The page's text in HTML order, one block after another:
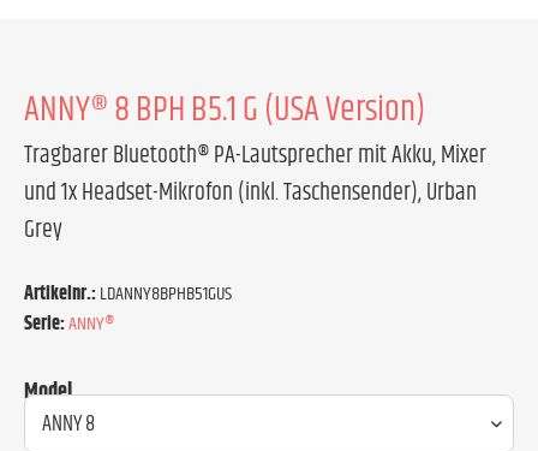
ANNY® 8 BPH B5.1 G (USA Version)
Tragbarer Bluetooth® PA-Lautsprecher mit Akku, Mixer
und 1x Headset-Mikrofon (inkl. Taschensender), Urban
Grey
Artikelnr.:LDANNY8BPHB51GUS
Serie:ANNY®
Model